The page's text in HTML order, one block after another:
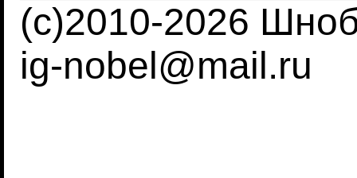
(c)2010-2026
ig-nobel@mail.ru